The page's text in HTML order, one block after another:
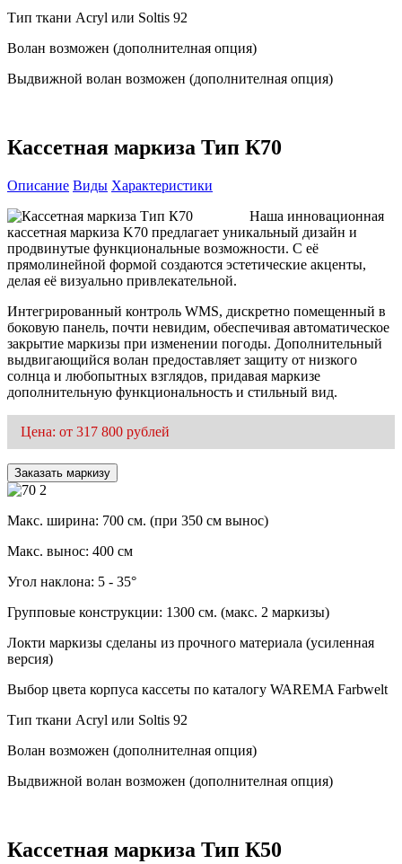
Тип ткани Acryl или Soltis 92
Волан возможен (дополнителная опция)
Выдвижной волан возможен (дополнителная опция)
Кассетная маркиза Тип К70
Описание Виды Характеристики
Наша инновационная
кассетная маркиза K70 предлагает уникальный дизайн и
продвинутые функциональные возможности. С её
прямолинейной формой создаются эстетические акценты,
делая её визуально привлекательной.
Интегрированный контроль WMS, дискретно помещенный в
боковую панель, почти невидим, обеспечивая автоматическое
закрытие маркизы при изменении погоды. Дополнительный
выдвигающийся волан предоставляет защиту от низкого
солнца и любопытных взглядов, придавая маркизе
дополнительную функциональность и стильный вид.
Цена: от 317 800 рублей
Заказать маркизу
Макс. ширина: 700 см. (при 350 см вынос)
Макс. вынос: 400 см
Угол наклона: 5 - 35°
Групповые конструкции: 1300 см. (макс. 2 маркизы)
Локти маркизы сделаны из прочного материала (усиленная
версия)
Выбор цвета корпуса кассеты по каталогу WAREMA Farbwelt
Тип ткани Acryl или Soltis 92
Волан возможен (дополнителная опция)
Выдвижной волан возможен (дополнителная опция)
Кассетная маркиза Тип К50